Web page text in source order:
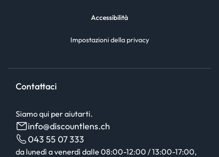
Accessibilità
Impostazioni della privacy
Contattaci
Siamo qui per aiutarti.
info@discountlens.ch
043 55 07 333
da lunedì a venerdì dalle 08:00-12:00 / 13:00-17:00,